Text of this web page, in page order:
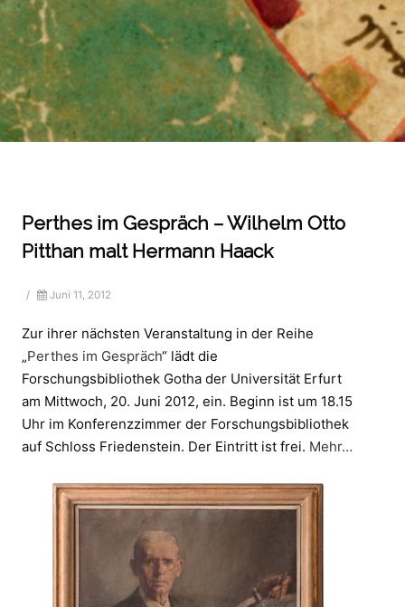
Perthes im Gespräch – Wilhelm Otto
Pitthan malt Hermann Haack
/ Juni 11, 2012
Zur ihrer nächsten Veranstaltung in der Reihe
„Perthes im Gespräch“ lädt die
Forschungsbibliothek Gotha der Universität Erfurt
am Mittwoch, 20. Juni 2012, ein. Beginn ist um 18.15
Uhr im Konferenzzimmer der Forschungsbibliothek
auf Schloss Friedenstein. Der Eintritt ist frei. Mehr…